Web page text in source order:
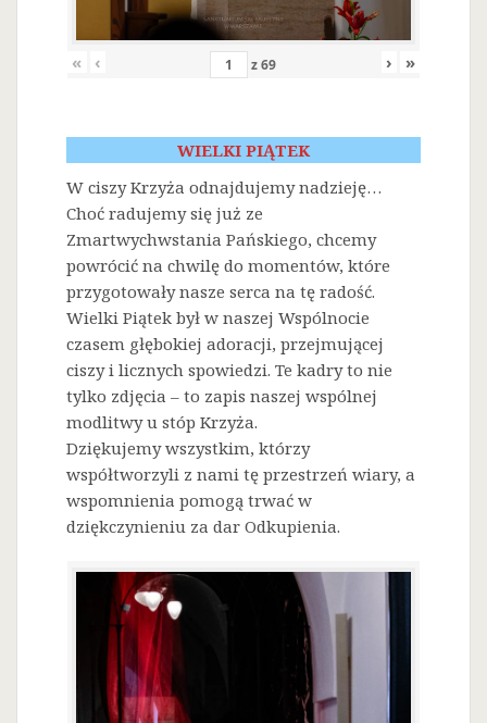
« ‹ z69 › »
WIELKI PIĄTEK
W ciszy Krzyża odnajdujemy nadzieję…
Choć radujemy się już ze
Zmartwychwstania Pańskiego, chcemy
powrócić na chwilę do momentów, które
przygotowały nasze serca na tę radość.
Wielki Piątek był w naszej Wspólnocie
czasem głębokiej adoracji, przejmującej
ciszy i licznych spowiedzi. Te kadry to nie
tylko zdjęcia – to zapis naszej wspólnej
modlitwy u stóp Krzyża.
Dziękujemy wszystkim, którzy
współtworzyli z nami tę przestrzeń wiary, a
wspomnienia pomogą trwać w
dziękczynieniu za dar Odkupienia.